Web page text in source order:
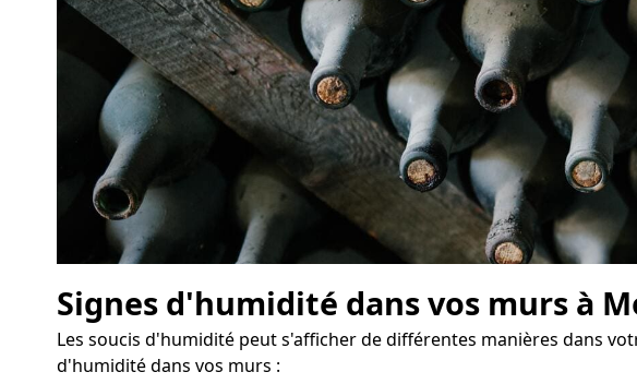
Signes d'humidité dans vos murs à
Les soucis d'humidité peut s'afficher de différentes manières dans
d'humidité dans vos murs :